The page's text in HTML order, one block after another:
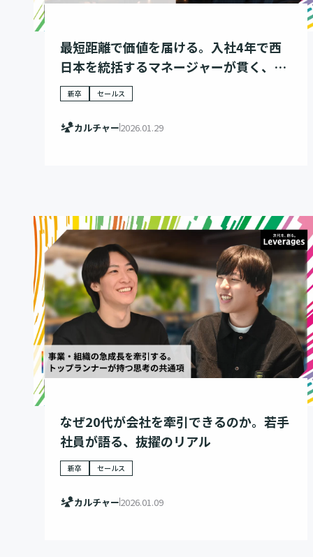
最短距離で価値を届ける。入社4年で西
日本を統括するマネージャーが貫く、プ
ロとしての誠実さ。
新卒 セールス
カルチャー2026.01.29
なぜ20代が会社を牽引できるのか。若手
社員が語る、抜擢のリアル
新卒 セールス
カルチャー2026.01.09